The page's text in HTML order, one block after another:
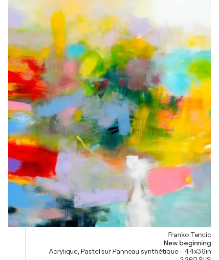
Franko Tencic
New beginning
Acrylique, Pastel sur Panneau synthétique - 44x36in